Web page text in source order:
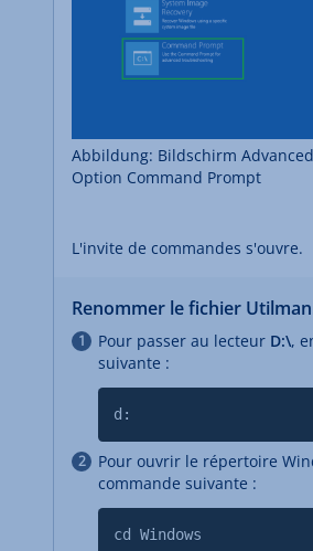
Abbildung: Bildschirm
Option Command Prompt
L'invite de commandes s'ouvre.
Renommer le fichier
Pour passer au lecteur D:\,
suivante :
d:
Pour ouvrir le répertoire
commande suivante :
cd Windows